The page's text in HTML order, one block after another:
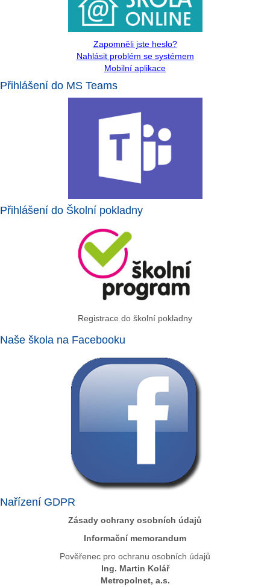
Zapomněli jste heslo?
Nahlásit problém se systémem
Mobilní aplikace
Přihlášení do MS Teams
Přihlášení do Školní pokladny
Registrace do školní pokladny
Naše škola na Facebooku
Nařízení GDPR
Zásady ochrany osobních údajů
Informační memorandum
Pověřenec pro ochranu osobních údajů
Ing. Martin Kolář
Metropolnet, a.s.